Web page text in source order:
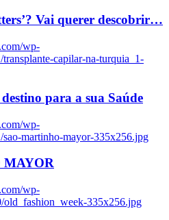
Vai querer descobrir…
wp-
capilar-na-turquia_1-
para a sua Saúde
wp-
sao-martinho-mayor-335x256.jpg
MAYOR
wp-
old_fashion_week-335x256.jpg